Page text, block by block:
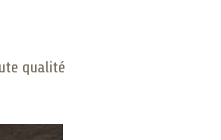
qualité